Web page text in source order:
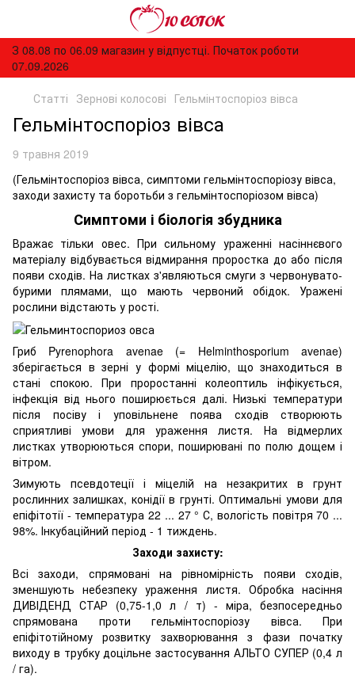
З 08.08 по 06.09 магазин у відпустці. Початок роботи
07.09.2026
Статті Зернові колосові Гельмінтоспоріоз вівса
Гельмінтоспоріоз вівса
9 травня 2019
(Гельмінтоспоріоз вівса, симптоми гельмінтоспоріозу вівса,
заходи захисту та боротьби з гельмінтоспоріозом вівса)
Симптоми і біологія збудника
Вражає тільки овес. При сильному ураженні насіннєвого
матеріалу відбувається відмирання проростка до або після
появи сходів. На листках з'являються смуги з червонувато-
бурими плямами, що мають червоний обідок. Уражені
рослини відстають у рості.
Гриб Pyrenophora avenae (= Helminthosporium avenae)
зберігається в зерні у формі міцелію, що знаходиться в
стані спокою. При проростанні колеоптиль інфікується,
інфекція від нього поширюється далі. Низькі температури
після посіву і уповільнене поява сходів створюють
сприятливі умови для ураження листя. На відмерлих
листках утворюються спори, поширювані по полю дощем і
вітром.
Зимують псевдотеції і міцелій на незакритих в грунт
рослинних залишках, конідії в грунті. Оптимальні умови для
епіфітотії - температура 22 ... 27 ° С, вологість повітря 70 ...
98%. Інкубаційний період - 1 тиждень.
Заходи захисту:
Всі заходи, спрямовані на рівномірність появи сходів,
зменшують небезпеку ураження листя. Обробка насіння
ДИВІДЕНД СТАР (0,75-1,0 л / т) - міра, безпосередньо
спрямована проти гельмінтоспоріозу вівса. При
епіфітотійному розвитку захворювання з фази початку
виходу в трубку доцільне застосування АЛЬТО СУПЕР (0,4 л
/ га).